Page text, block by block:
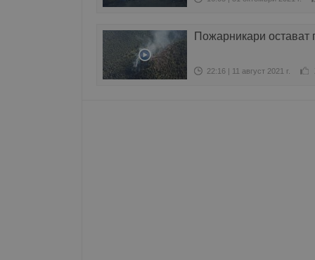
Пожарникари остават
22:16 | 11 август 2021 г.